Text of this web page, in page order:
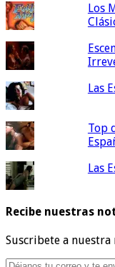
Los
Las
Top
Las
Recibe nuestras
Suscribete a